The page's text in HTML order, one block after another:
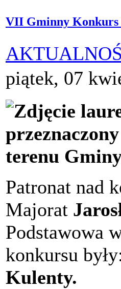
VII Gminny
piątek, 07
terenu
Patronat nad
Majorat
Podstawowa
konkursu
Kulenty.